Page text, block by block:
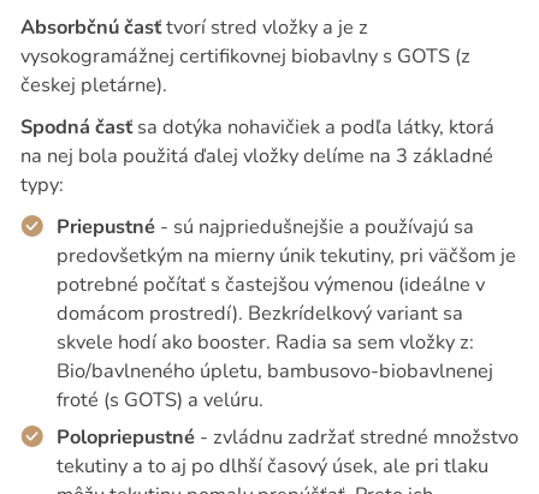
Absorbčnú časťtvorí stred vložky a je z
vysokogramážnej certifikovnej biobavlny s GOTS (z
českej pletárne).
Spodná časťsa dotýka nohavičiek a podľa látky, ktorá
na nej bola použitá ďalej vložky delíme na 3 základné
typy:
Priepustné- sú najpriedušnejšie a používajú sa
predovšetkým na mierny únik tekutiny, pri väčšom je
potrebné počítať s častejšou výmenou (ideálne v
domácom prostredí). Bezkrídelkový variant sa
skvele hodí ako booster. Radia sa sem vložky z:
Bio/bavlneného úpletu, bambusovo-biobavlnenej
froté (s GOTS) a velúru.
Polopriepustné- zvládnu zadržať stredné množstvo
tekutiny a to aj po dlhší časový úsek, ale pri tlaku